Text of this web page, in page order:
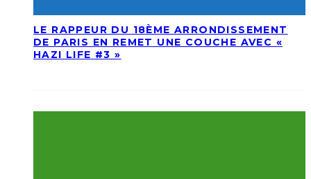
LE RAPPEUR DU 18ÈME ARRONDISSEMENT
DE PARIS EN REMET UNE COUCHE AVEC «
HAZI LIFE #3 »